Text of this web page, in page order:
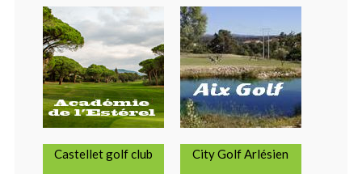
Castellet golf club City Golf Arlésien